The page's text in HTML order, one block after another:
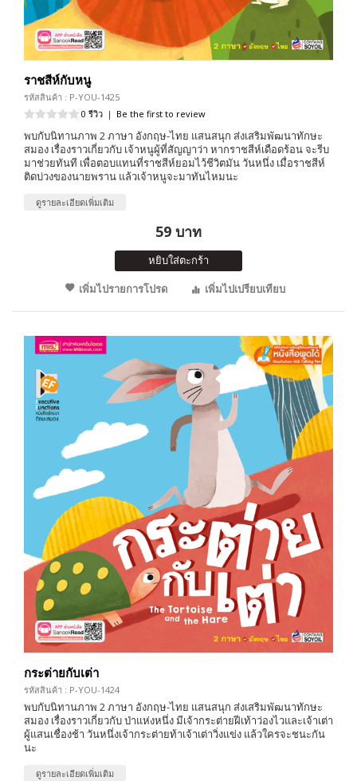
ราชสีห์กับหนู
รหัสสินค้า : P-YOU-1425
0 รีวิว | Be the first to review
พบกับนิทานภาพ 2 ภาษา อังกฤษ-ไทย แสนสนุก ส่งเสริมพัฒนาทักษะ
สมอง เรื่องราวเกี่ยวกับ เจ้าหนูผู้ที่สัญญาว่า หากราชสีห์เดือดร้อน จะรีบ
มาช่วยทันที เพื่อตอบแทนที่ราชสีห์ยอมไว้ชีวิตมัน วันหนึ่ง เมื่อราชสีห์
ติดบ่วงของนายพราน แล้วเจ้าหนูจะมาทันไหมนะ
ดูรายละเอียดเพิ่มเติม
59 บาท
หยิบใส่ตะกร้า
เพิ่มไปรายการโปรด
เพิ่มไปเปรียบเทียบ
กระต่ายกับเต่า
รหัสสินค้า : P-YOU-1424
พบกับนิทานภาพ 2 ภาษา อังกฤษ-ไทย แสนสนุก ส่งเสริมพัฒนาทักษะ
สมอง เรื่องราวเกี่ยวกับ ป่าแห่งหนึ่ง มีเจ้ากระต่ายฝีเท้าว่องไวและเจ้าเต่า
ผู้แสนเชื่องช้า วันหนึ่งเจ้ากระต่ายท้าเจ้าเต่าวิ่งแข่ง แล้วใครจะชนะกัน
นะ
ดูรายละเอียดเพิ่มเติม